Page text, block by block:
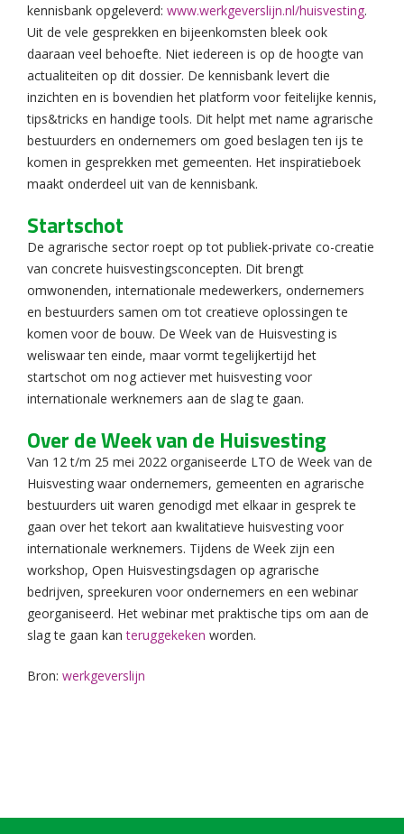
kennisbank opgeleverd: www.werkgeverslijn.nl/huisvesting.
Uit de vele gesprekken en bijeenkomsten bleek ook
daaraan veel behoefte. Niet iedereen is op de hoogte van
actualiteiten op dit dossier. De kennisbank levert die
inzichten en is bovendien het platform voor feitelijke kennis,
tips&tricks en handige tools. Dit helpt met name agrarische
bestuurders en ondernemers om goed beslagen ten ijs te
komen in gesprekken met gemeenten. Het inspiratieboek
maakt onderdeel uit van de kennisbank.
Startschot
De agrarische sector roept op tot publiek-private co-creatie
van concrete huisvestingsconcepten. Dit brengt
omwonenden, internationale medewerkers, ondernemers
en bestuurders samen om tot creatieve oplossingen te
komen voor de bouw. De Week van de Huisvesting is
weliswaar ten einde, maar vormt tegelijkertijd het
startschot om nog actiever met huisvesting voor
internationale werknemers aan de slag te gaan.
Over de Week van de Huisvesting
Van 12 t/m 25 mei 2022 organiseerde LTO de Week van de
Huisvesting waar ondernemers, gemeenten en agrarische
bestuurders uit waren genodigd met elkaar in gesprek te
gaan over het tekort aan kwalitatieve huisvesting voor
internationale werknemers. Tijdens de Week zijn een
workshop, Open Huisvestingsdagen op agrarische
bedrijven, spreekuren voor ondernemers en een webinar
georganiseerd. Het webinar met praktische tips om aan de
slag te gaan kanteruggekeken worden.
Bron: werkgeverslijn